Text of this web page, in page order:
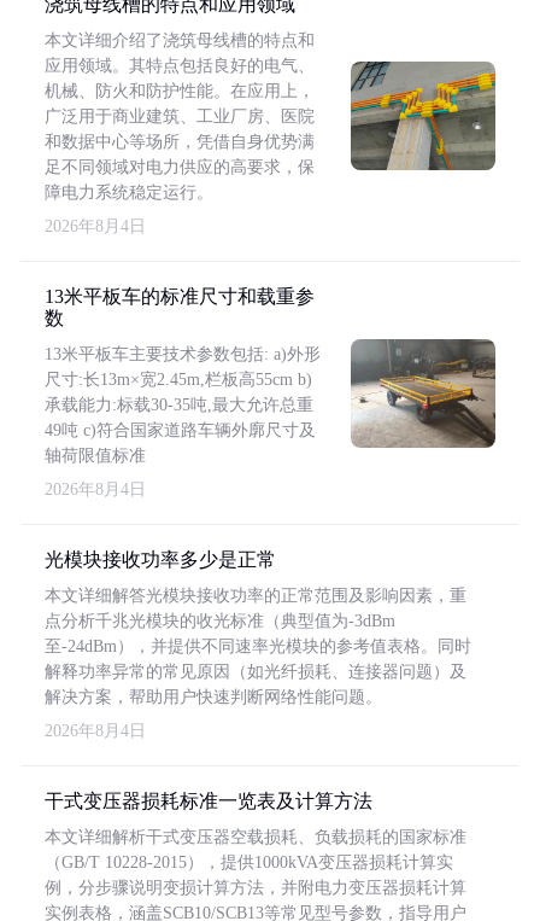
浇筑母线槽的特点和应用领域
本文详细介绍了浇筑母线槽的特点和
应用领域。其特点包括良好的电气、
机械、防火和防护性能。在应用上，
广泛用于商业建筑、工业厂房、医院
和数据中心等场所，凭借自身优势满
足不同领域对电力供应的高要求，保
障电力系统稳定运行。
2026年8月4日
13米平板车的标准尺寸和载重参
数
13米平板车主要技术参数包括: a)外形
尺寸:长13m×宽2.45m,栏板高55cm b)
承载能力:标载30-35吨,最大允许总重
49吨 c)符合国家道路车辆外廓尺寸及
轴荷限值标准
2026年8月4日
光模块接收功率多少是正常
本文详细解答光模块接收功率的正常范围及影响因素，重
点分析千兆光模块的收光标准（典型值为-3dBm
至-24dBm），并提供不同速率光模块的参考值表格。同时
解释功率异常的常见原因（如光纤损耗、连接器问题）及
解决方案，帮助用户快速判断网络性能问题。
2026年8月4日
干式变压器损耗标准一览表及计算方法
本文详细解析干式变压器空载损耗、负载损耗的国家标准
（GB/T 10228-2015），提供1000kVA变压器损耗计算实
例，分步骤说明变损计算方法，并附电力变压器损耗计算
实例表格，涵盖SCB10/SCB13等常见型号参数，指导用户